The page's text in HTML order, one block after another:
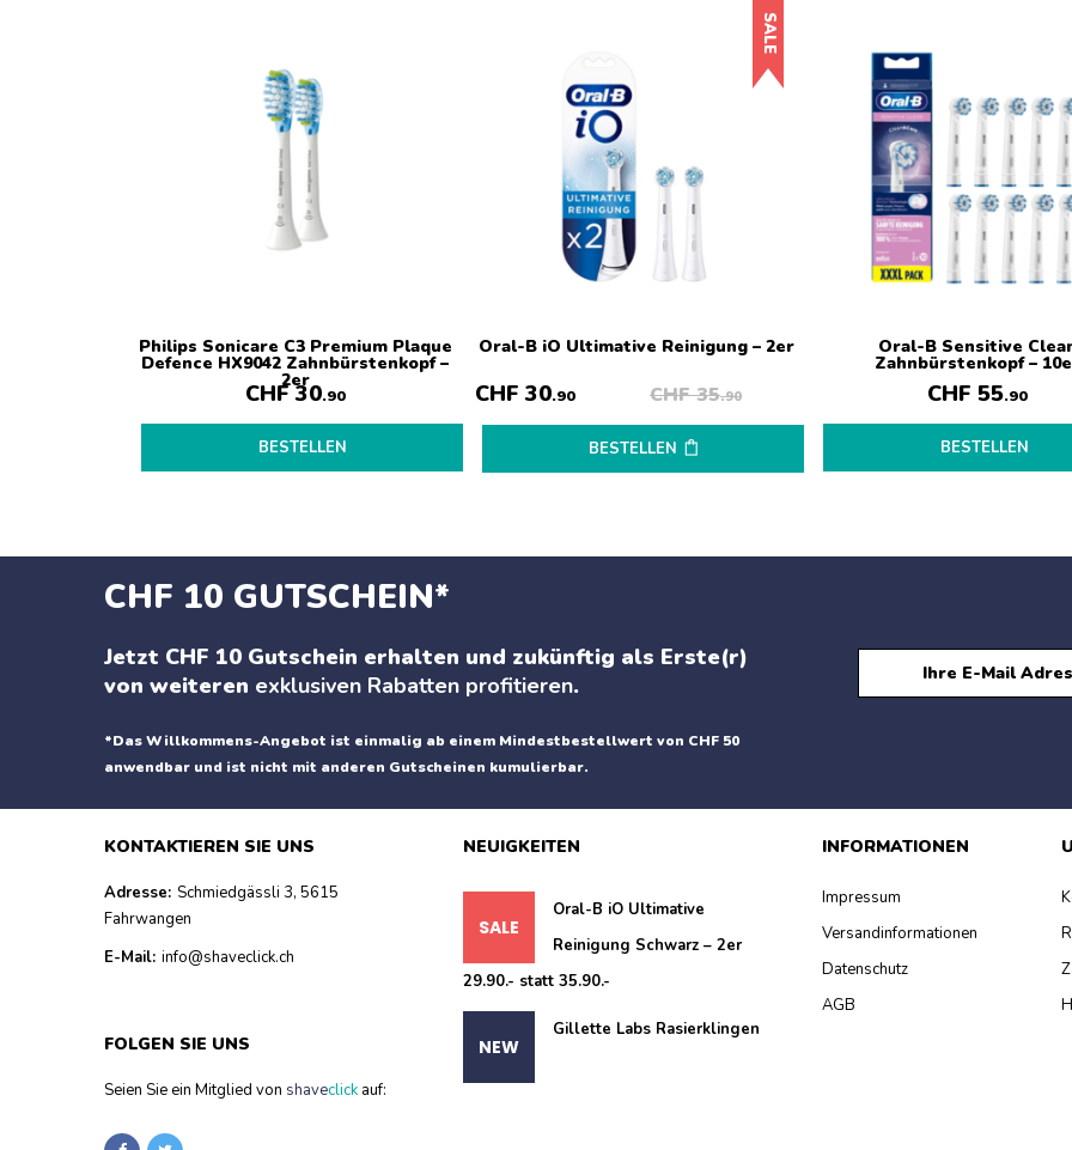
Philips Sonicare C3 Premium Plaque
Defence HX9042 Zahnbürstenkopf –
2er
CHF30.90
BESTELLEN
SALE
Oral-B iO Ultimative Reinigung – 2er
CHF 30.90 CHF35.90
BESTELLEN
Oral-B Sensitive
Zahnbürstenkopf –
CHF 55.90
BESTELLEN
CHF 10 GUTSCHEIN*
Jetzt CHF 10 Gutschein erhalten und zukünftig als Erste(r)
von weiteren exklusiven Rabatten profitieren.
*Das Willkommens-Angebot ist einmalig ab einem Mindestbestellwert von CHF 50
anwendbar und ist nicht mit anderen Gutscheinen kumulierbar.
KONTAKTIEREN SIE UNS
Adresse: Schmiedgässli 3, 5615
Fahrwangen
E-Mail: info@shaveclick.ch
FOLGEN SIE UNS
Seien Sie ein Mitglied von shaveclick auf:
NEUIGKEITEN
Oral-B iO Ultimative
Reinigung Schwarz – 2er
29.90.- statt 35.90.-
Gillette Labs Rasierklingen
INFORMATIONEN
Impressum
Versandinformationen
Datenschutz
AGB